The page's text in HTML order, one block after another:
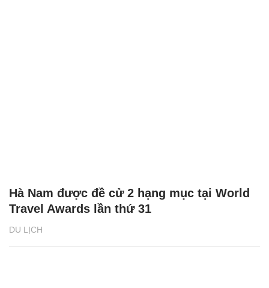
DU LỊCH
Hà Nam được đề cử 2 hạng mục tại World
Travel Awards lần thứ 31